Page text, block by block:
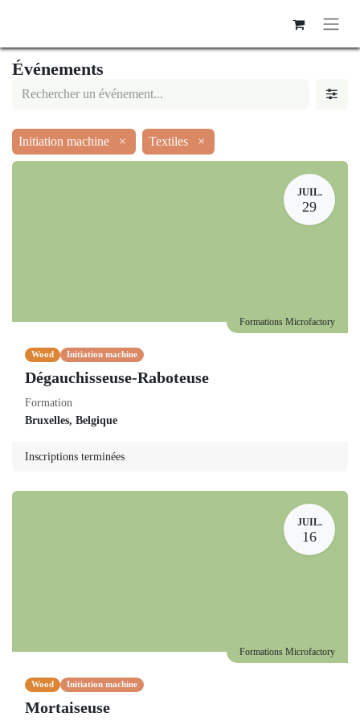
Événements
Initiation machine Textiles
JUIL.
29
Wood Initiation machine
Dégauchisseuse-Raboteuse
Formation
Formations Microfactory
Bruxelles,Belgique
Inscriptions terminées
JUIL.
16
Wood Initiation machine
Mortaiseuse
Formations Microfactory